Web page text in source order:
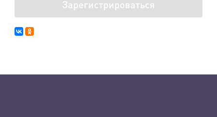
Зарегистрироваться